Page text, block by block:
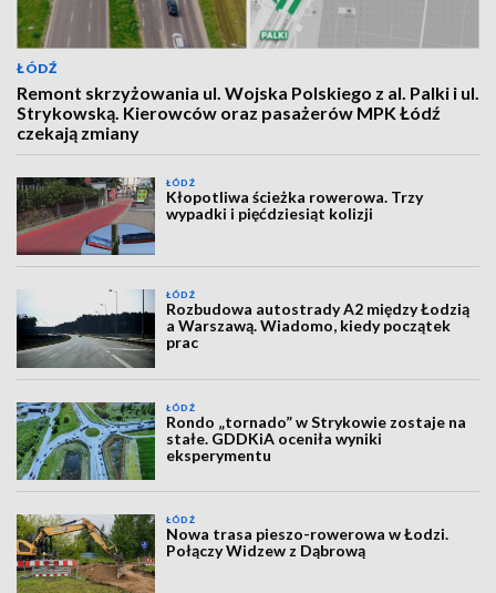
ŁÓDŹ
Remont skrzyżowania ul. Wojska Polskiego z al. Palki i ul.
Strykowską. Kierowców oraz pasażerów MPK Łódź
czekają zmiany
ŁÓDŹ
Kłopotliwa ścieżka rowerowa. Trzy
wypadki i pięćdziesiąt kolizji
ŁÓDŹ
Rozbudowa autostrady A2 między Łodzią
a Warszawą. Wiadomo, kiedy początek
prac
ŁÓDŹ
Rondo „tornado” w Strykowie zostaje na
stałe. GDDKiA oceniła wyniki
eksperymentu
ŁÓDŹ
Nowa trasa pieszo-rowerowa w Łodzi.
Połączy Widzew z Dąbrową